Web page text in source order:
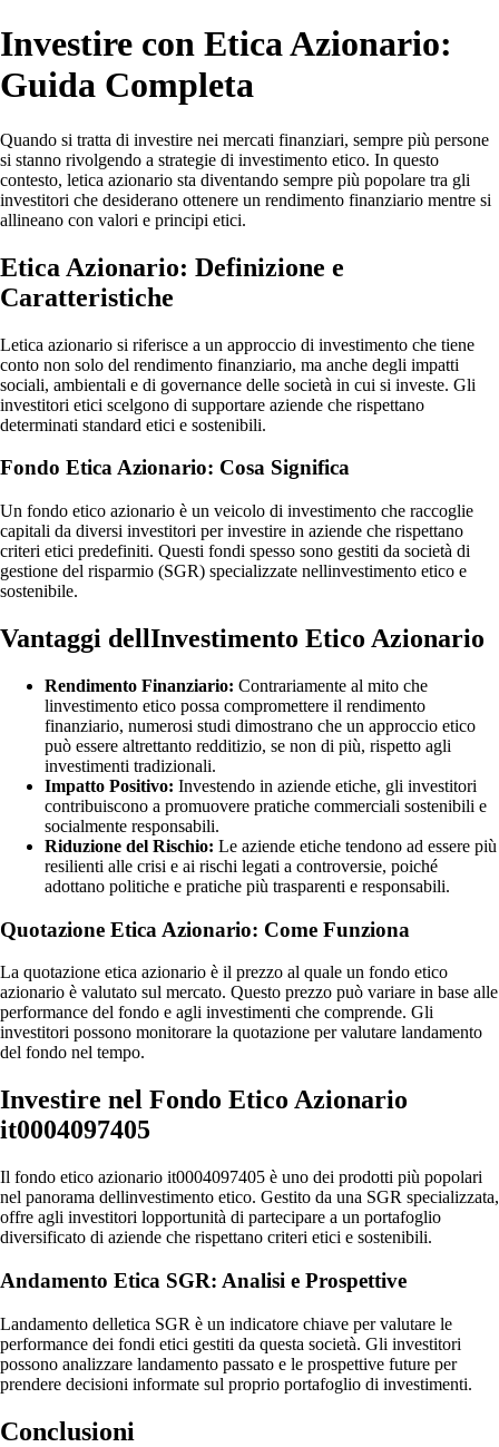
Investire con Etica Azionario:
Guida Completa
Quando si tratta di investire nei mercati finanziari, sempre più persone
si stanno rivolgendo a strategie di investimento etico. In questo
contesto, letica azionario sta diventando sempre più popolare tra gli
investitori che desiderano ottenere un rendimento finanziario mentre si
allineano con valori e principi etici.
Etica Azionario: Definizione e
Caratteristiche
Letica azionario si riferisce a un approccio di investimento che tiene
conto non solo del rendimento finanziario, ma anche degli impatti
sociali, ambientali e di governance delle società in cui si investe. Gli
investitori etici scelgono di supportare aziende che rispettano
determinati standard etici e sostenibili.
Fondo Etica Azionario: Cosa Significa
Un fondo etico azionario è un veicolo di investimento che raccoglie
capitali da diversi investitori per investire in aziende che rispettano
criteri etici predefiniti. Questi fondi spesso sono gestiti da società di
gestione del risparmio (SGR) specializzate nellinvestimento etico e
sostenibile.
Vantaggi dellInvestimento Etico Azionario
Rendimento Finanziario: Contrariamente al mito che
linvestimento etico possa compromettere il rendimento
finanziario, numerosi studi dimostrano che un approccio etico
può essere altrettanto redditizio, se non di più, rispetto agli
investimenti tradizionali.
Impatto Positivo: Investendo in aziende etiche, gli investitori
contribuiscono a promuovere pratiche commerciali sostenibili e
socialmente responsabili.
Riduzione del Rischio: Le aziende etiche tendono ad essere più
resilienti alle crisi e ai rischi legati a controversie, poiché
adottano politiche e pratiche più trasparenti e responsabili.
Quotazione Etica Azionario: Come Funziona
La quotazione etica azionario è il prezzo al quale un fondo etico
azionario è valutato sul mercato. Questo prezzo può variare in base alle
performance del fondo e agli investimenti che comprende. Gli
investitori possono monitorare la quotazione per valutare landamento
del fondo nel tempo.
Investire nel Fondo Etico Azionario
it0004097405
Il fondo etico azionario it0004097405 è uno dei prodotti più popolari
nel panorama dellinvestimento etico. Gestito da una SGR specializzata,
offre agli investitori lopportunità di partecipare a un portafoglio
diversificato di aziende che rispettano criteri etici e sostenibili.
Andamento Etica SGR: Analisi e Prospettive
Landamento delletica SGR è un indicatore chiave per valutare le
performance dei fondi etici gestiti da questa società. Gli investitori
possono analizzare landamento passato e le prospettive future per
prendere decisioni informate sul proprio portafoglio di investimenti.
Conclusioni